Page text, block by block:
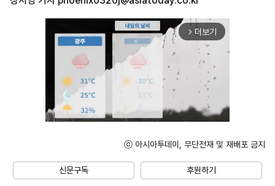
arrow_forward_ios 더보기
ⓒ 아시아투데이, 무단전재 및 재배포 금지
신문구독 후원하기